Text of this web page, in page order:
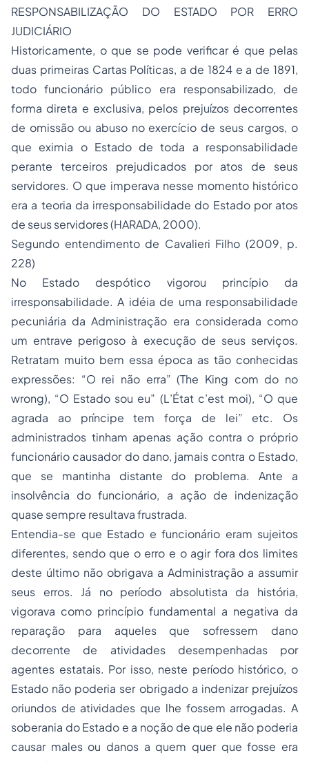
RESPONSABILIZAÇÃO DO ESTADO POR ERRO
JUDICIÁRIO
Historicamente, o que se pode verificar é que pelas
duas primeiras Cartas Políticas, a de 1824 e a de 1891,
todo funcionário público era responsabilizado, de
forma direta e exclusiva, pelos prejuízos decorrentes
de omissão ou abuso no exercício de seus cargos, o
que eximia o Estado de toda a responsabilidade
perante terceiros prejudicados por atos de seus
servidores. O que imperava nesse momento histórico
era a teoria da irresponsabilidade do Estado por atos
de seus servidores (HARADA, 2000).
Segundo entendimento de Cavalieri Filho (2009, p.
228)
No Estado despótico vigorou princípio da
irresponsabilidade. A idéia de uma responsabilidade
pecuniária da Administração era considerada como
um entrave perigoso à execução de seus serviços.
Retratam muito bem essa época as tão conhecidas
expressões: “O rei não erra” (The King com do no
wrong), “O Estado sou eu” (L’État c’est moi), “O que
agrada ao príncipe tem força de lei” etc. Os
administrados tinham apenas ação contra o próprio
funcionário causador do dano, jamais contra o Estado,
que se mantinha distante do problema. Ante a
insolvência do funcionário, a ação de indenização
quase sempre resultava frustrada.
Entendia-se que Estado e funcionário eram sujeitos
diferentes, sendo que o erro e o agir fora dos limites
deste último não obrigava a Administração a assumir
seus erros. Já no período absolutista da história,
vigorava como princípio fundamental a negativa da
reparação para aqueles que sofressem dano
decorrente de atividades desempenhadas por
agentes estatais. Por isso, neste período histórico, o
Estado não poderia ser obrigado a indenizar prejuízos
oriundos de atividades que lhe fossem arrogadas. A
soberania do Estado e a noção de que ele não poderia
causar males ou danos a quem quer que fosse era